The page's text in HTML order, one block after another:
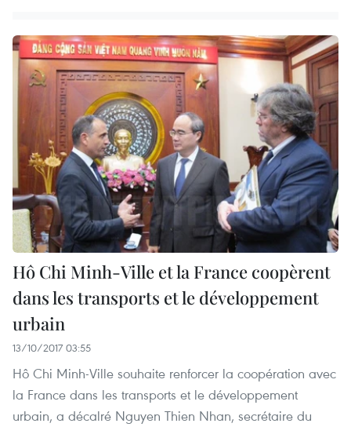
Hô Chi Minh-Ville et la France coopèrent
dans les transports et le développement
urbain
13/10/2017 03:55
Hô Chi Minh-Ville souhaite renforcer la coopération avec
la France dans les transports et le développement
urbain, a décalré Nguyen Thien Nhan, secrétaire du